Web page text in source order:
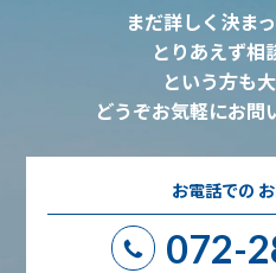
まだ詳しく決ま
とりあえず相
という方も
どうぞお気軽にお問
お電話での
072-